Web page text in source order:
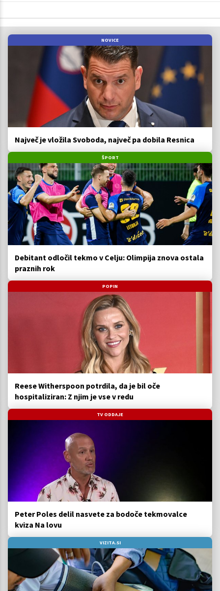
NOVICE
Največ je vložila Svoboda, največ pa dobila Resnica
ŠPORT
Debitant odločil tekmo v Celju: Olimpija znova ostala
praznih rok
POPIN
Reese Witherspoon potrdila, da je bil oče
hospitaliziran: Z njim je vse v redu
TV ODDAJE
Peter Poles delil nasvete za bodoče tekmovalce
kviza Na lovu
VIZITA.SI